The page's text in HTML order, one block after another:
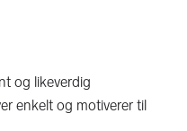
og likeverdig
enkelt og motiverer til